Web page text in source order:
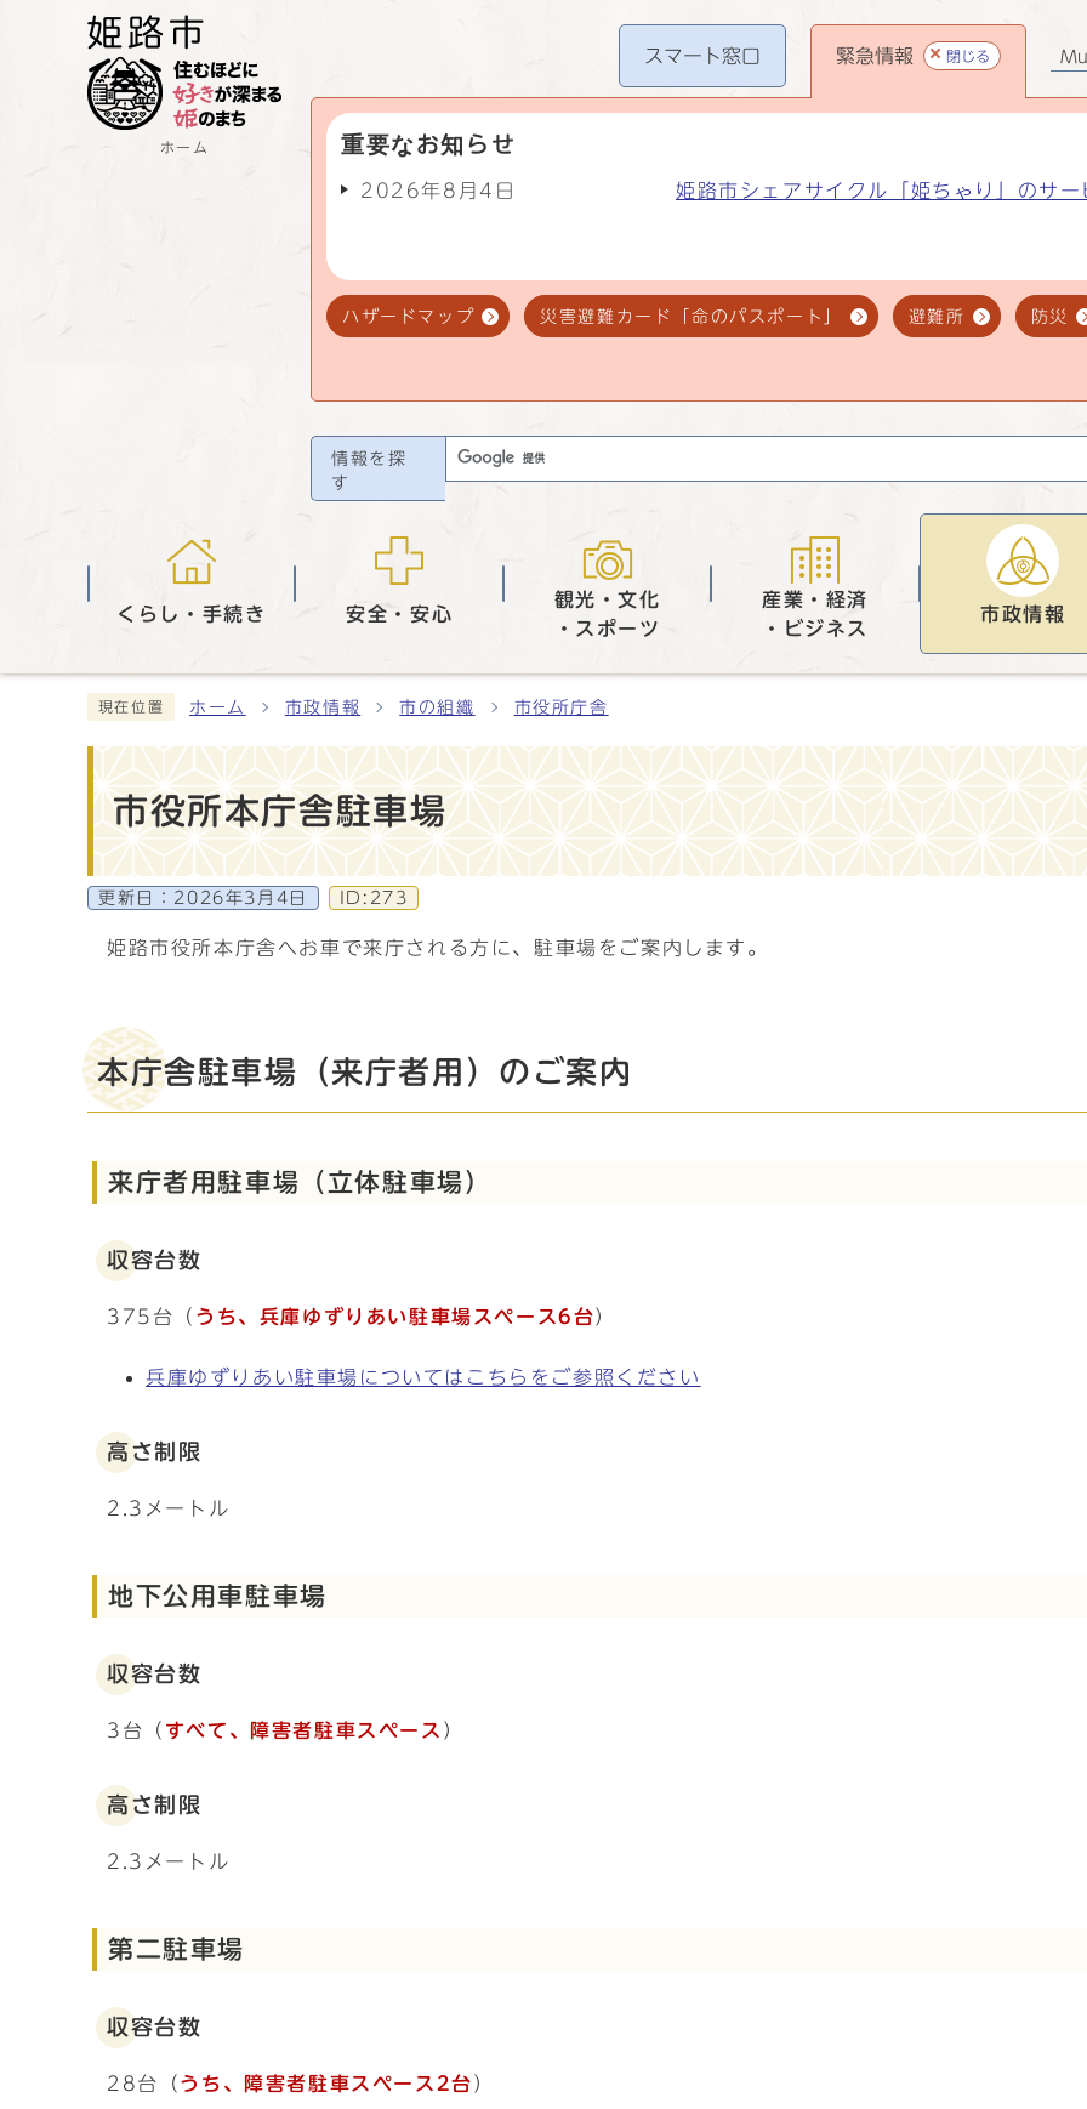
ホーム
スマート窓口 緊急情報 閉じる
重要なお知らせ
2026年8月4日 姫路市シェアサイクル「姫ちゃり」のサ
ハザードマップ 災害避難カード「命のパスポート」 避難所 防災
情報を探
す
くらし・手続き 安全・安心
観光・文化
・スポーツ
産業・経済
・ビジネス
市政情報
現在位置 ホーム 市政情報 市の組織 市役所庁舎
市役所本庁舎駐車場
更新日： 2026年3月4日 ID:273
姫路市役所本庁舎へお車で来庁される方に、駐車場をご案内します。
本庁舎駐車場（来庁者用）のご案内
来庁者用駐車場（立体駐車場）
収容台数
375台（ うち、兵庫ゆずりあい駐車場スペース6台）
兵庫ゆずりあい駐車場についてはこちらをご参照ください
高さ制限
2.3メートル
地下公用車駐車場
収容台数
3台（ すべて、障害者駐車スペース ）
高さ制限
2.3メートル
第二駐車場
収容台数
28台（ うち、障害者駐車スペース2台 ）